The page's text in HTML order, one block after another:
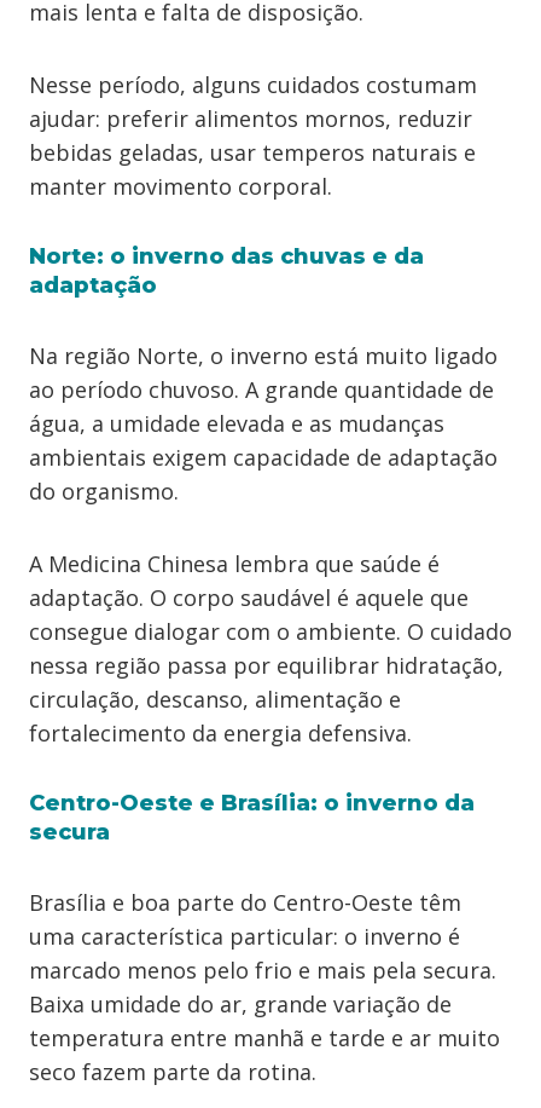
mais lenta e falta de disposição.
Nesse período, alguns cuidados costumam
ajudar: preferir alimentos mornos, reduzir
bebidas geladas, usar temperos naturais e
manter movimento corporal.
Norte: o inverno das chuvas e da
adaptação
Na região Norte, o inverno está muito ligado
ao período chuvoso. A grande quantidade de
água, a umidade elevada e as mudanças
ambientais exigem capacidade de adaptação
do organismo.
A Medicina Chinesa lembra que saúde é
adaptação. O corpo saudável é aquele que
consegue dialogar com o ambiente. O cuidado
nessa região passa por equilibrar hidratação,
circulação, descanso, alimentação e
fortalecimento da energia defensiva.
Centro-Oeste e Brasília: o inverno da
secura
Brasília e boa parte do Centro-Oeste têm
uma característica particular: o inverno é
marcado menos pelo frio e mais pela secura.
Baixa umidade do ar, grande variação de
temperatura entre manhã e tarde e ar muito
seco fazem parte da rotina.